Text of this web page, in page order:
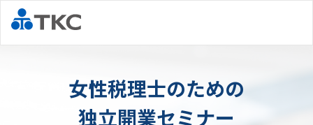
女性税理士のための
独立開業セミナー